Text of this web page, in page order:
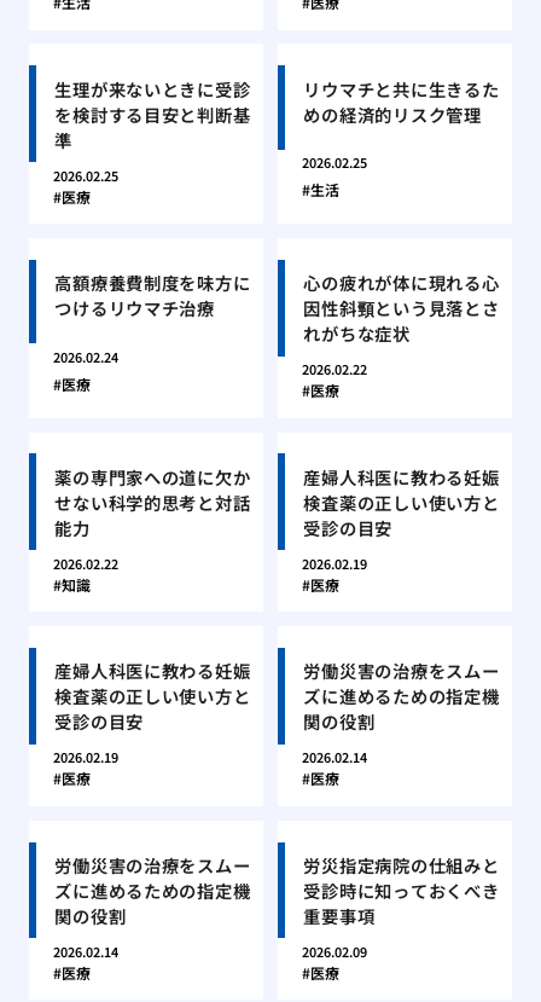
生理が来ないときに受診
を検討する目安と判断基
準
2026.02.25
医療
リウマチと共に生きるた
めの経済的リスク管理
2026.02.25
生活
高額療養費制度を味方に
つけるリウマチ治療
2026.02.24
医療
心の疲れが体に現れる心
因性斜頸という見落とさ
れがちな症状
2026.02.22
医療
薬の専門家への道に欠か
せない科学的思考と対話
能力
2026.02.22
知識
産婦人科医に教わる妊娠
検査薬の正しい使い方と
受診の目安
2026.02.19
医療
産婦人科医に教わる妊娠
検査薬の正しい使い方と
受診の目安
2026.02.19
医療
労働災害の治療をスムー
ズに進めるための指定機
関の役割
2026.02.14
医療
労働災害の治療をスムー
ズに進めるための指定機
関の役割
2026.02.14
医療
労災指定病院の仕組みと
受診時に知っておくべき
重要事項
2026.02.09
医療